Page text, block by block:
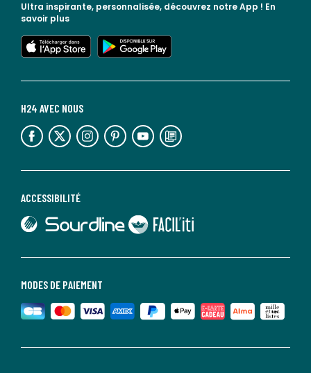
MODES DE PAIEMENT
ACCESSIBILITÉ
lien vers Sourdline
lien vers Faciliti
H24 AVEC NOUS
lien vers l'espace réseaux sociaux lien vers l'espace réseaux sociaux lien vers l'espace réseaux sociaux lien vers l'espace réseaux sociaux lien vers l'espace réseaux sociaux lien vers le blog la redoute
Ultra inspirante, personnalisée, découvrez notre App ! En
savoir plus
lien vers l'app store
lien vers google play